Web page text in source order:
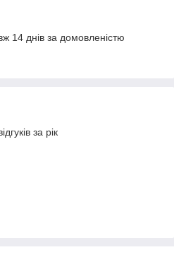
14 днів за домовленістю
за рік